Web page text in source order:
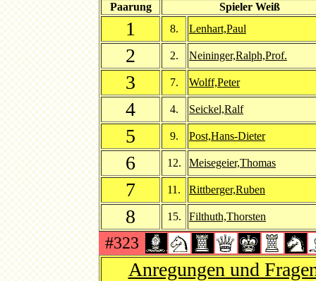
Paarung Spieler Weiß
1 8. Lenhart,Paul
2 2. Neininger,Ralph,Prof.
3 7. Wolff,Peter
4 4. Seickel,Ralf
5 9. Post,Hans-Dieter
6 12. Meisegeier,Thomas
7 11. Rittberger,Ruben
8 15. Filthuth,Thorsten
#323
Anregungen und